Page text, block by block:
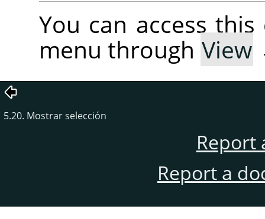
You can access
menu through View
5.20. Mostrar selección
Report
Report a